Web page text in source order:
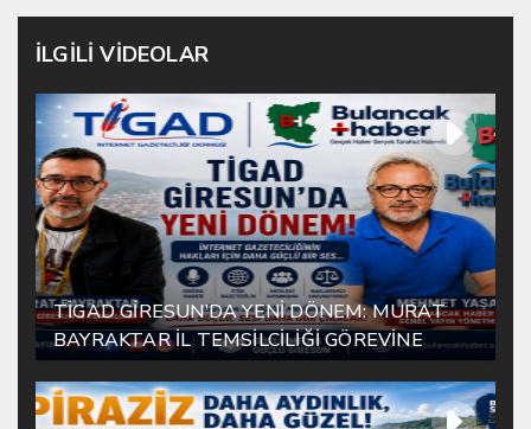
İLGİLİ VİDEOLAR
TİGAD GİRESUN’DA YENİ DÖNEM: MURAT
BAYRAKTAR İL TEMSİLCİLİĞİ GÖREVİNE
ATANDI